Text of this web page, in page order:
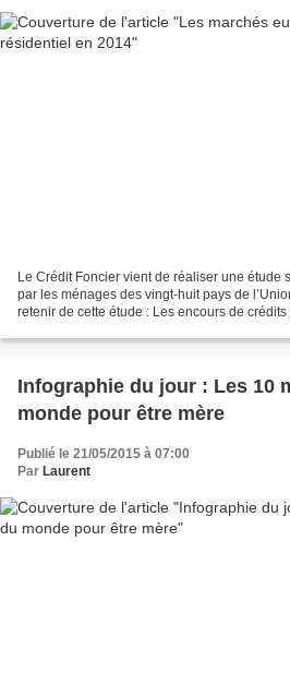
Le Crédit Foncier vient de réaliser une étude
par les ménages des vingt-huit pays de
retenir de cette étude : Les encours de
Infographie du jour : Les 10
monde pour être mère
Publié le 21/05/2015 à 07:00
Par Laurent